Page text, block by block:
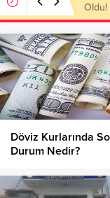
Döviz Kurlarında
Durum Nedir?